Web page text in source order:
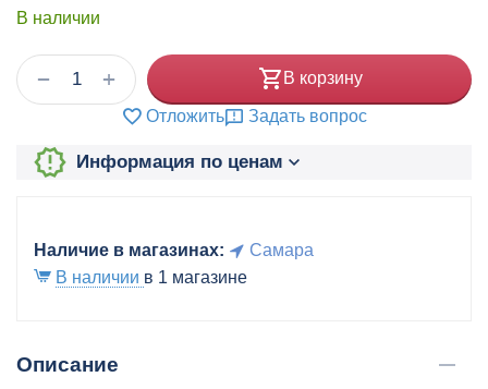
В наличии
+
− В корзину
Отложить Задать вопрос
Информация по ценам
Наличие в магазинах:
Самара
В наличии в 1 магазине
Описание